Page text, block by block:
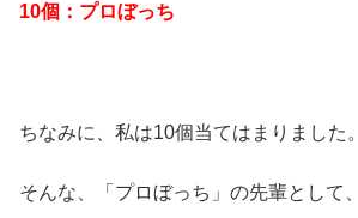
10個：プロぼっち
ちなみに、私は10個当てはまりました。
そんな、「プロぼっち」の先輩として、